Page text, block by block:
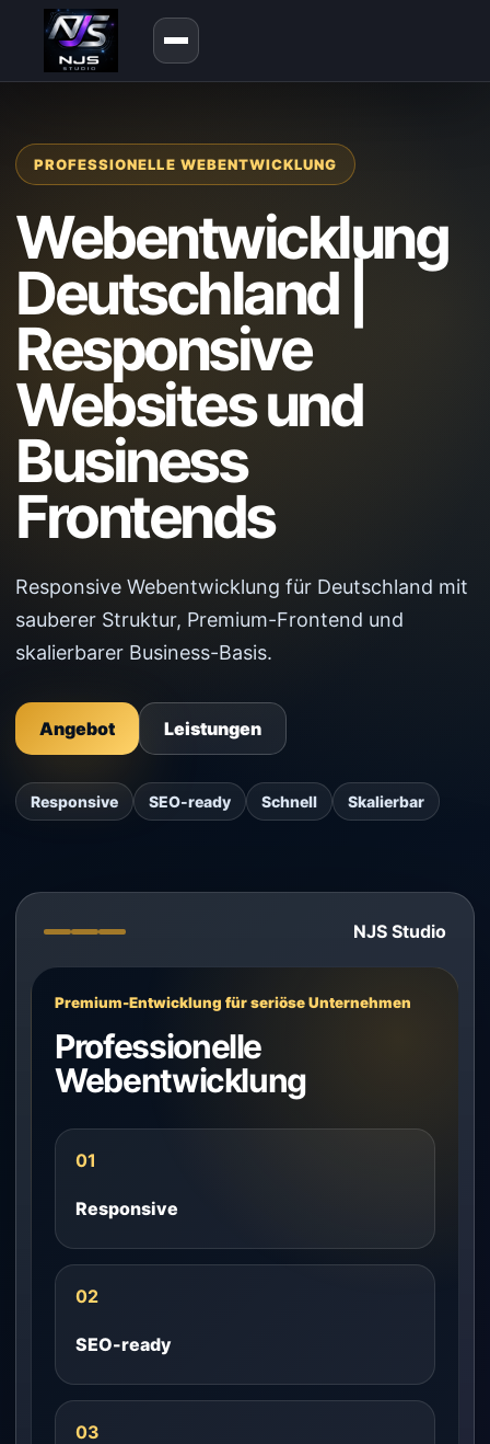
PROFESSIONELLE WEBENTWICKLUNG
Webentwicklung
Deutschland |
Responsive
Websites und
Business
Frontends
Responsive Webentwicklung für Deutschland mit
sauberer Struktur, Premium-Frontend und
skalierbarer Business-Basis.
Angebot Leistungen
Responsive SEO-ready Schnell Skalierbar
NJS Studio
Premium-Entwicklung für seriöse Unternehmen
Professionelle
Webentwicklung
01
Responsive
02
SEO-ready
03